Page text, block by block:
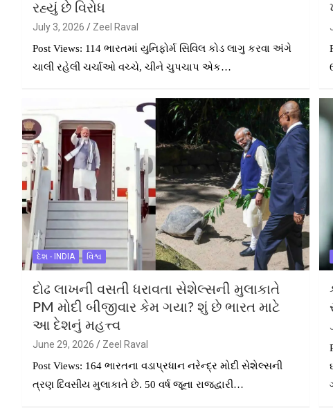
રહ્યું છે વિરોધ
July 3, 2026
Zeel Raval
Post Views: 114 ભારતમાં યુનિફોર્મ સિવિલ કોડ લાગુ કરવા અંગે
ચાલી રહેલી ચર્ચાઓ વચ્ચે, ચીને ચુપચાપ એક…
દેશ - INDIA વિશ્વ
દોઢ લાખની વસતી ધરાવતા સેશેલ્સની મુલાકાતે
PM મોદી બીજીવાર કેમ ગયા? શું છે ભારત માટે
આ દેશનું મહત્ત્વ
June 29, 2026
Zeel Raval
Post Views: 164 ભારતના વડાપ્રધાન નરેન્દ્ર મોદી સેશેલ્સની
ત્રણ દિવસીય મુલાકાતે છે. 50 વર્ષ જૂના રાજદ્વારી…